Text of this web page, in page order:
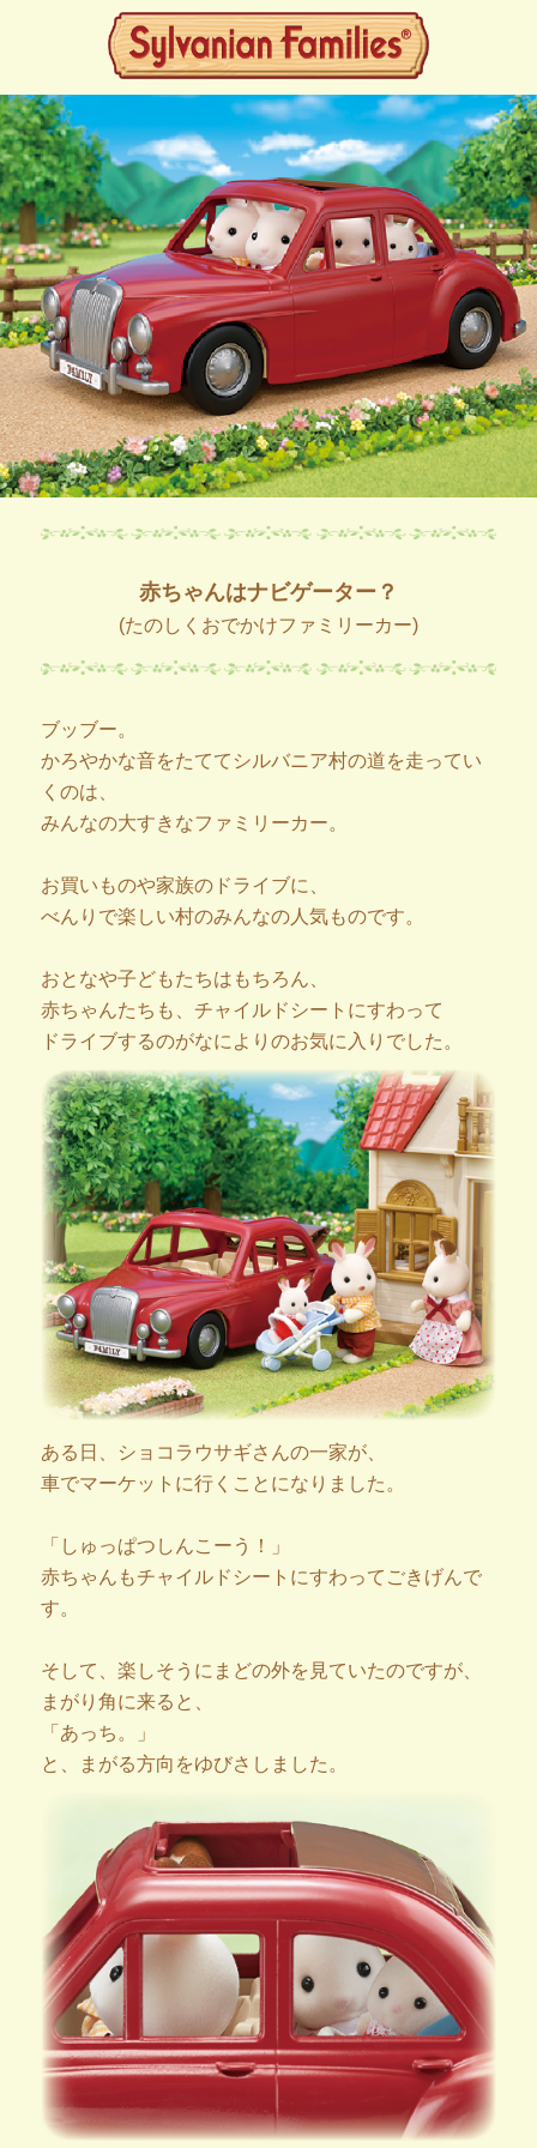
赤ちゃんはナビゲーター？
(たのしくおでかけファミリーカー)
ブッブー。
かろやかな音をたててシルバニア村の道を走ってい
くのは、
みんなの大すきなファミリーカー。
お買いものや家族のドライブに、
べんりで楽しい村のみんなの人気ものです。
おとなや子どもたちはもちろん、
赤ちゃんたちも、チャイルドシートにすわって
ドライブするのがなによりのお気に入りでした。
ある日、ショコラウサギさんの一家が、
車でマーケットに行くことになりました。
「しゅっぱつしんこーう！」
赤ちゃんもチャイルドシートにすわってごきげんで
す。
そして、楽しそうにまどの外を見ていたのですが、
まがり角に来ると、
「あっち。」
と、まがる方向をゆびさしました。